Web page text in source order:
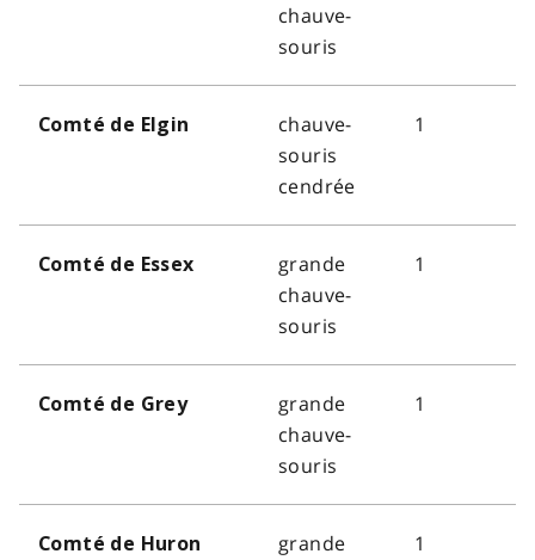
chauve-
souris
Comté de Elgin
chauve-
souris
cendrée
1
Comté de Essex
grande
chauve-
souris
1
Comté de Grey
grande
chauve-
souris
1
Comté de Huron
grande
1